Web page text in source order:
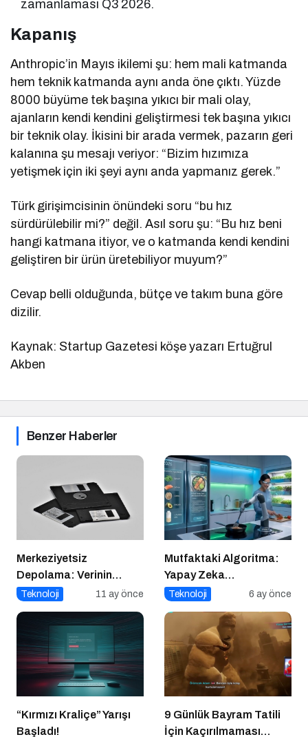
zamanlaması Q3 2026.
Kapanış
Anthropic’in Mayıs ikilemi şu: hem mali katmanda
hem teknik katmanda aynı anda öne çıktı. Yüzde
8000 büyüme tek başına yıkıcı bir mali olay,
ajanların kendi kendini geliştirmesi tek başına yıkıcı
bir teknik olay. İkisini bir arada vermek, pazarın geri
kalanına şu mesajı veriyor: “Bizim hızımıza
yetişmek için iki şeyi aynı anda yapmanız gerek.”
Türk girişimcisinin önündeki soru “bu hız
sürdürülebilir mi?” değil. Asıl soru şu: “Bu hız beni
hangi katmana itiyor, ve o katmanda kendi kendini
geliştiren bir ürün üretebiliyor muyum?”
Cevap belli olduğunda, bütçe ve takım buna göre
dizilir.
Kaynak: Startup Gazetesi köşe yazarı Ertuğrul
Akben
Benzer Haberler
Merkeziyetsiz
Depolama: Verinin
Geleceği Web3 ile
Teknoloji 11 ay önce
Mutfaktaki Algoritma:
Yapay Zeka
Gastronomiyi Nasıl
Teknoloji 6 ay önce
“Kırmızı Kraliçe” Yarışı
Başladı!
9 Günlük Bayram Tatili
İçin Kaçırılmaması